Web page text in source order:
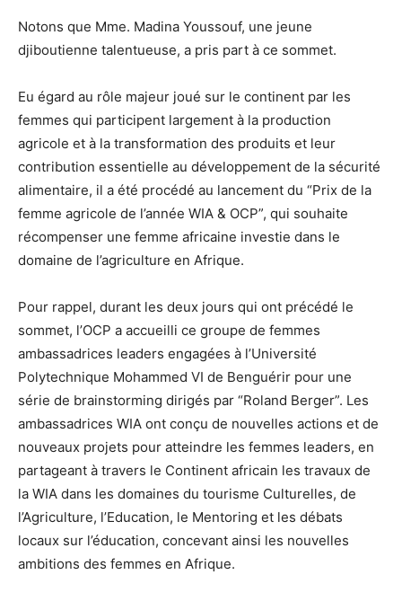
Notons que Mme. Madina Youssouf, une jeune
djiboutienne talentueuse, a pris part à ce sommet.
Eu égard au rôle majeur joué sur le continent par les
femmes qui participent largement à la production
agricole et à la transformation des produits et leur
contribution essentielle au développement de la sécurité
alimentaire, il a été procédé au lancement du “Prix de la
femme agricole de l’année WIA & OCP”, qui souhaite
récompenser une femme africaine investie dans le
domaine de l’agriculture en Afrique.
Pour rappel, durant les deux jours qui ont précédé le
sommet, l’OCP a accueilli ce groupe de femmes
ambassadrices leaders engagées à l’Université
Polytechnique Mohammed VI de Benguérir pour une
série de brainstorming dirigés par “Roland Berger”. Les
ambassadrices WIA ont conçu de nouvelles actions et de
nouveaux projets pour atteindre les femmes leaders, en
partageant à travers le Continent africain les travaux de
la WIA dans les domaines du tourisme Culturelles, de
l’Agriculture, l’Education, le Mentoring et les débats
locaux sur l’éducation, concevant ainsi les nouvelles
ambitions des femmes en Afrique.